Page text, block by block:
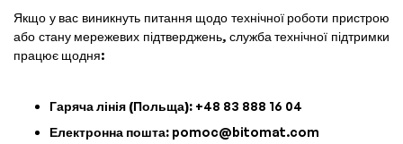
Якщо у вас виникнуть питання щодо технічної роботи пристрою
або стану мережевих підтверджень, служба технічної підтримки
працює щодня:
Гаряча лінія (Польща): +48 83 888 16 04
Електронна пошта: pomoc@bitomat.com